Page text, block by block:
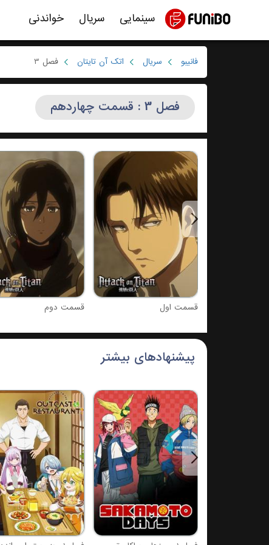
سینمایی سریال خواندنی
فانیبو سریال اتک آن تایتان فصل 3
فصل 3 : قسمت چهاردهم
قسمت اول قسمت دوم
پیشنهادهای بیشتر